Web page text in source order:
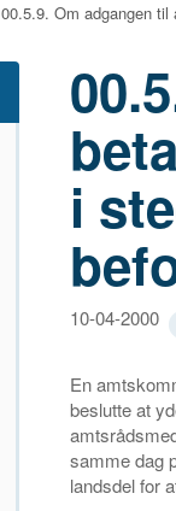
00.5.9. Om adgangen
i
10-04-2000
En
beslutte at
samme dag
landsdel for